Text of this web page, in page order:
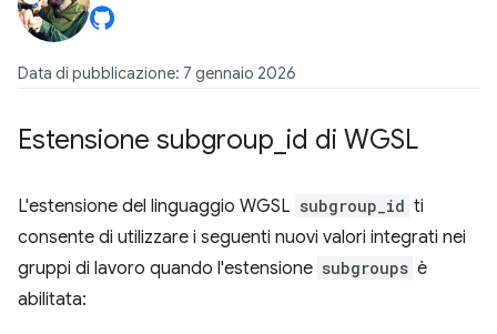
Data di pubblicazione: 7 gennaio 2026
Estensione subgroup id di WGSL
L'estensione del linguaggio WGSL subgroup_id ti
consente di utilizzare i seguenti nuovi valori integrati nei
gruppi di lavoro quando l'estensione subgroups è
abilitata: